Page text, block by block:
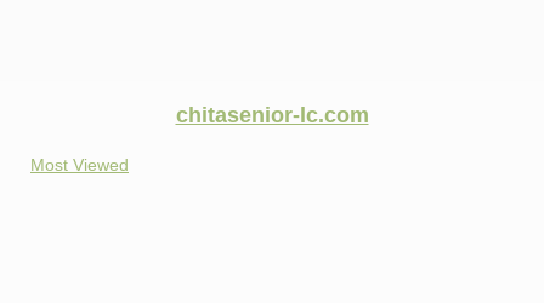
chitasenior-lc.com
Most Viewed